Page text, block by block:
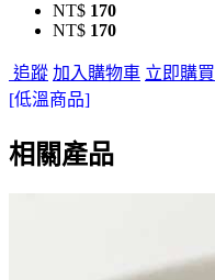
NT$ 170
NT$ 170
追蹤 加入購物車 立即購買
[低溫商品]
相關產品